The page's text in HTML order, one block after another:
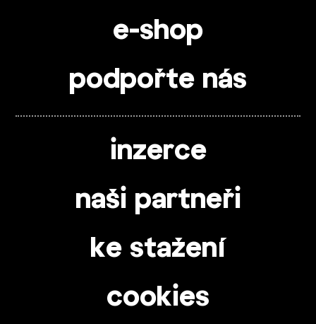
e-shop
podpořte nás
inzerce
naši partneři
ke stažení
cookies